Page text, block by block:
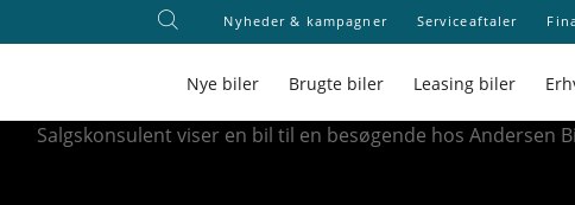
Nyheder & kampagner Serviceaftaler
Nye biler Brugte biler Leasing biler